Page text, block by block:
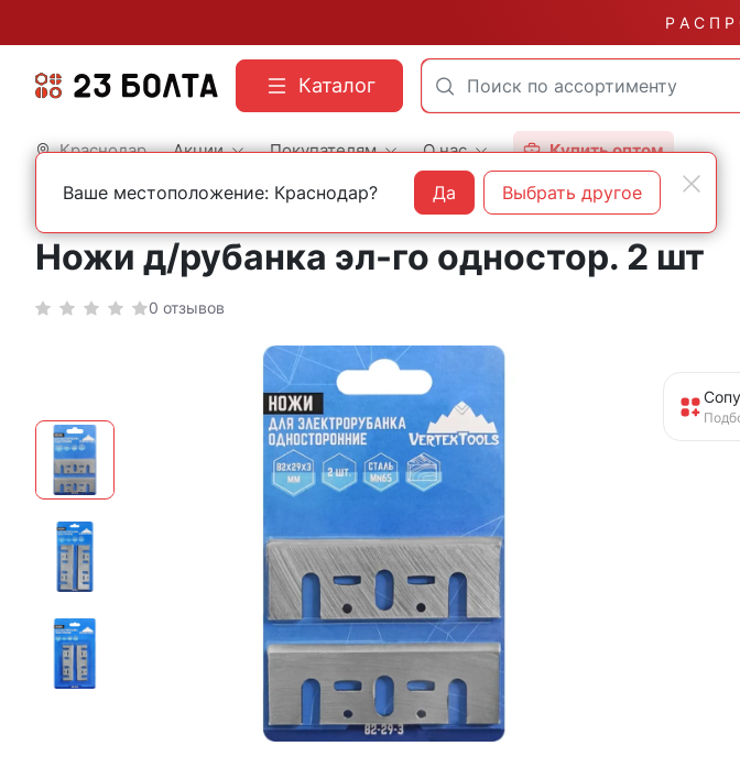
Р А С П
Каталог
Краснодар Акции Покупателям О нас Купить оптом
Главная Строительный инструмент Ножи и ножницы
Ножи д/рубанка эл-го одностор. 2 шт
0 отзывов
Ваше местоположение: Краснодар? Да Выбрать другое